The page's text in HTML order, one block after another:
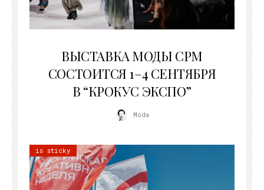
ВЫСТАВКА МОДЫ CPM
СОСТОИТСЯ 1–4 СЕНТЯБРЯ
В “КРОКУС ЭКСПО”
Moda
is sticky